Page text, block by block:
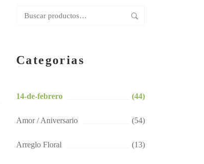
Buscar
Categorias
14-de-febrero (44)
Amor / Aniversario (54)
Arreglo Floral (13)